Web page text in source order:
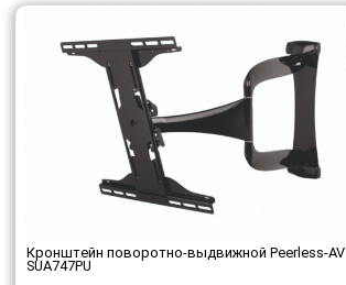
Кронштейн поворотно-выдвижной Peerless-AV
SUA747PU